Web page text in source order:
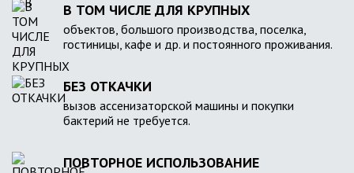
В ТОМ ЧИСЛЕ ДЛЯ КРУПНЫХ
объектов, большого производства, поселка,
гостиницы, кафе и др. и постоянного проживания.
БЕЗ ОТКАЧКИ
вызов ассенизаторской машины и покупки
бактерий не требуется.
ПОВТОРНОЕ ИСПОЛЬЗОВАНИЕ